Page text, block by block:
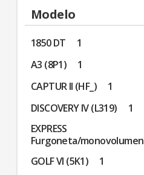
Modelo
1850 DT
1
A3 (8P1)
1
CAPTUR II (HF_)
1
DISCOVERY IV (L319)
1
EXPRESS
Furgoneta/monovolumen
GOLF VI (5K1)
1